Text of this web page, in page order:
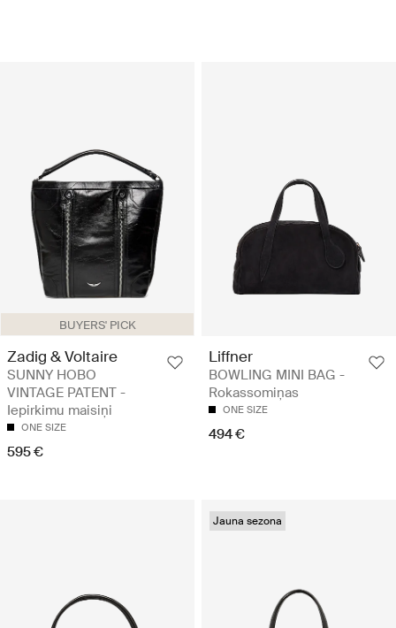
BUYERS' PICK
Zadig & Voltaire
SUNNY HOBO
VINTAGE PATENT -
Iepirkimu maisiņi
ONE SIZE
595 €
Liffner
BOWLING MINI BAG -
Rokassomiņas
ONE SIZE
494 €
Jauna sezona